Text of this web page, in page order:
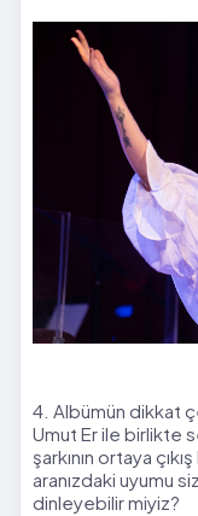
4. Albümün dikkat
Umut Er ile birlikte
şarkının ortaya
aranızdaki uyumu
dinleyebilir miyiz?